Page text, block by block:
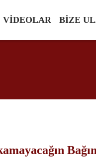
VIDEOLAR BIZE